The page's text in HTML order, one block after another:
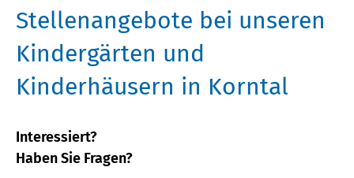
Stellenangebote bei unseren
Kindergärten und
Kinderhäusern in Korntal
Interessiert?
Haben Sie Fragen?